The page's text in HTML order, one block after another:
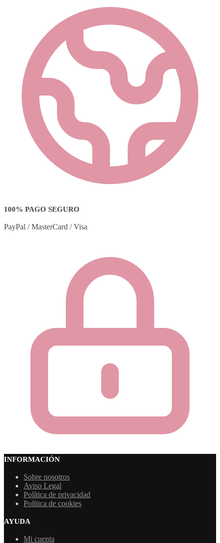
100% PAGO SEGURO
PayPal / MasterCard / Visa
INFORMACIÓN
Sobre nosotros
Aviso Legal
Política de privacidad
Política de cookies
AYUDA
Mi cuenta